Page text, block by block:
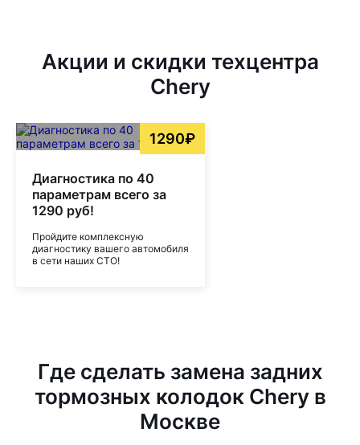
Акции и скидки техцентра
Chery
1290₽
Диагностика по 40
параметрам всего за
1290 руб!
Пройдите комплексную
диагностику вашего автомобиля
в сети наших СТО!
Где сделать замена задних
тормозных колодок Chery в
Москве